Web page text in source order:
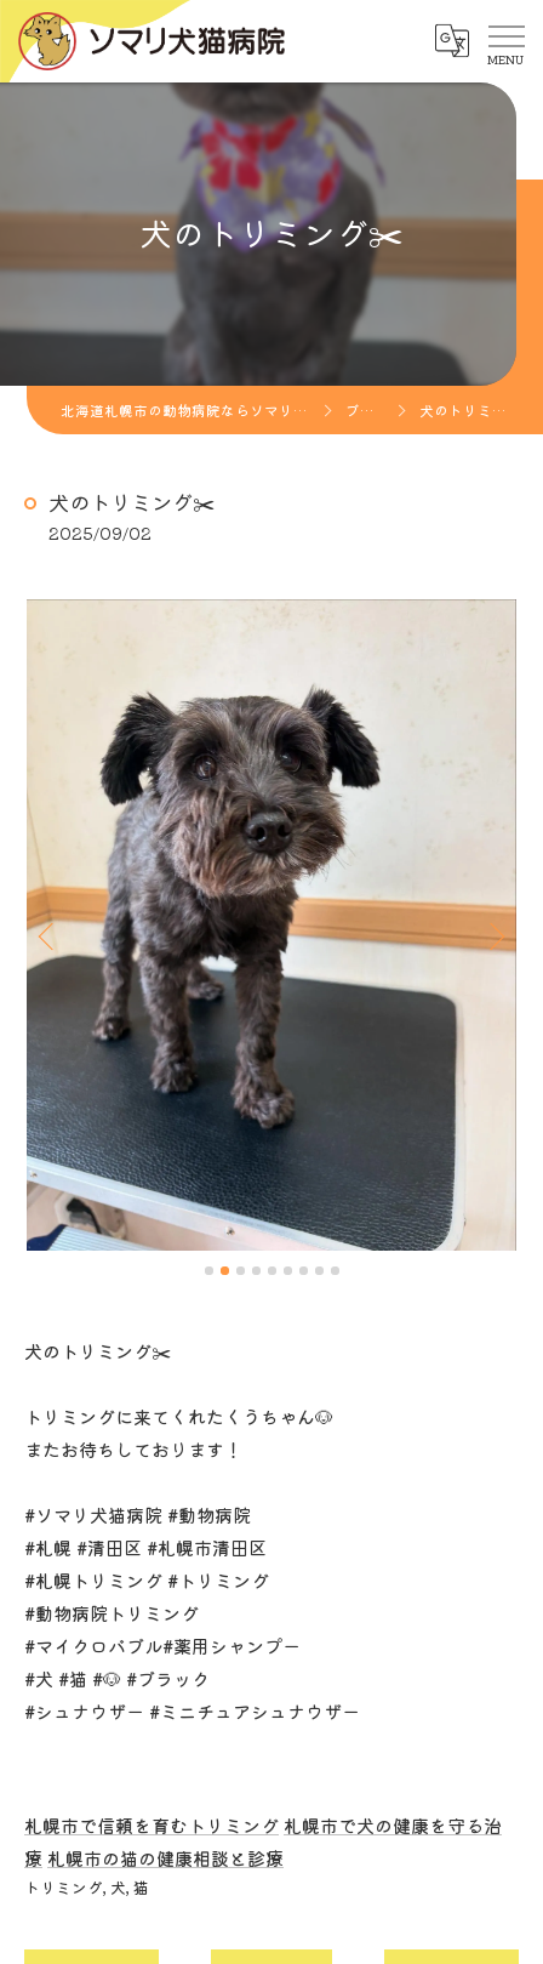
犬のトリミング✂️
北海道札幌市の動物病院ならソマリ犬猫病院 ブログ 犬のトリミング✂️
犬のトリミング✂️
2025/09/02
犬のトリミング✂️
トリミングに来てくれたくうちゃん🐶
またお待ちしております！
#ソマリ犬猫病院 #動物病院
#札幌 #清田区 #札幌市清田区
#札幌トリミング #トリミング
#動物病院トリミング
#マイクロバブル#薬用シャンプー
#犬 #猫 #🐶 #ブラック
#シュナウザー #ミニチュアシュナウザー
札幌市で信頼を育むトリミング 札幌市で犬の健康を守る治
療 札幌市の猫の健康相談と診療
トリミング 犬 猫